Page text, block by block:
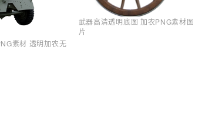
素材 透明加农无
武器高清透明底图 加农PNG素材图
片